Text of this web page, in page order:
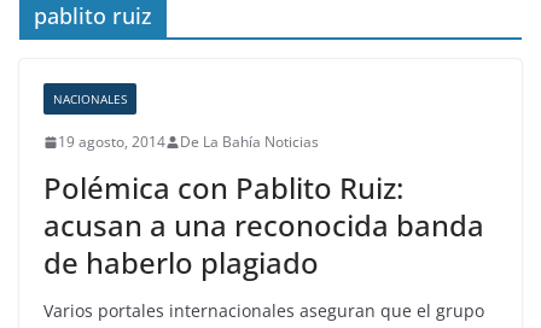
pablito ruiz
NACIONALES
19 agosto, 2014 De La Bahía Noticias
Polémica con Pablito Ruiz:
acusan a una reconocida banda
de haberlo plagiado
Varios portales internacionales aseguran que el grupo